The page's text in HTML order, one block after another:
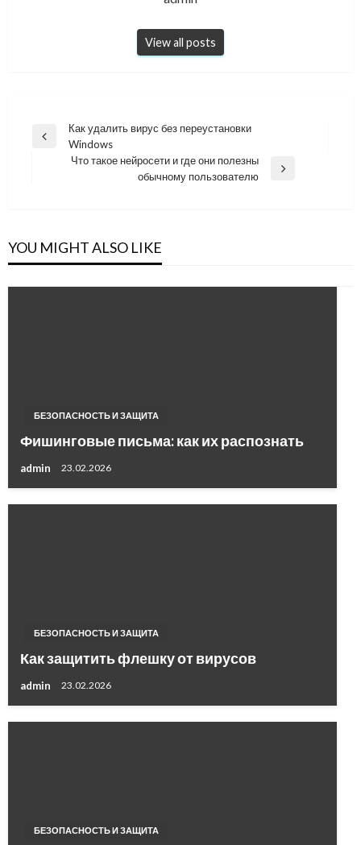
View all posts
Навигация
Previous
Как удалить вирус без переустановки
Windows
Что такое нейросети и где они полезны
обычному пользователю
YOU MIGHT ALSO LIKE
БЕЗОПАСНОСТЬ И ЗАЩИТА
Фишинговые письма: как их распознать
admin 23.02.2026
БЕЗОПАСНОСТЬ И ЗАЩИТА
Как защитить флешку от вирусов
admin 23.02.2026
БЕЗОПАСНОСТЬ И ЗАЩИТА